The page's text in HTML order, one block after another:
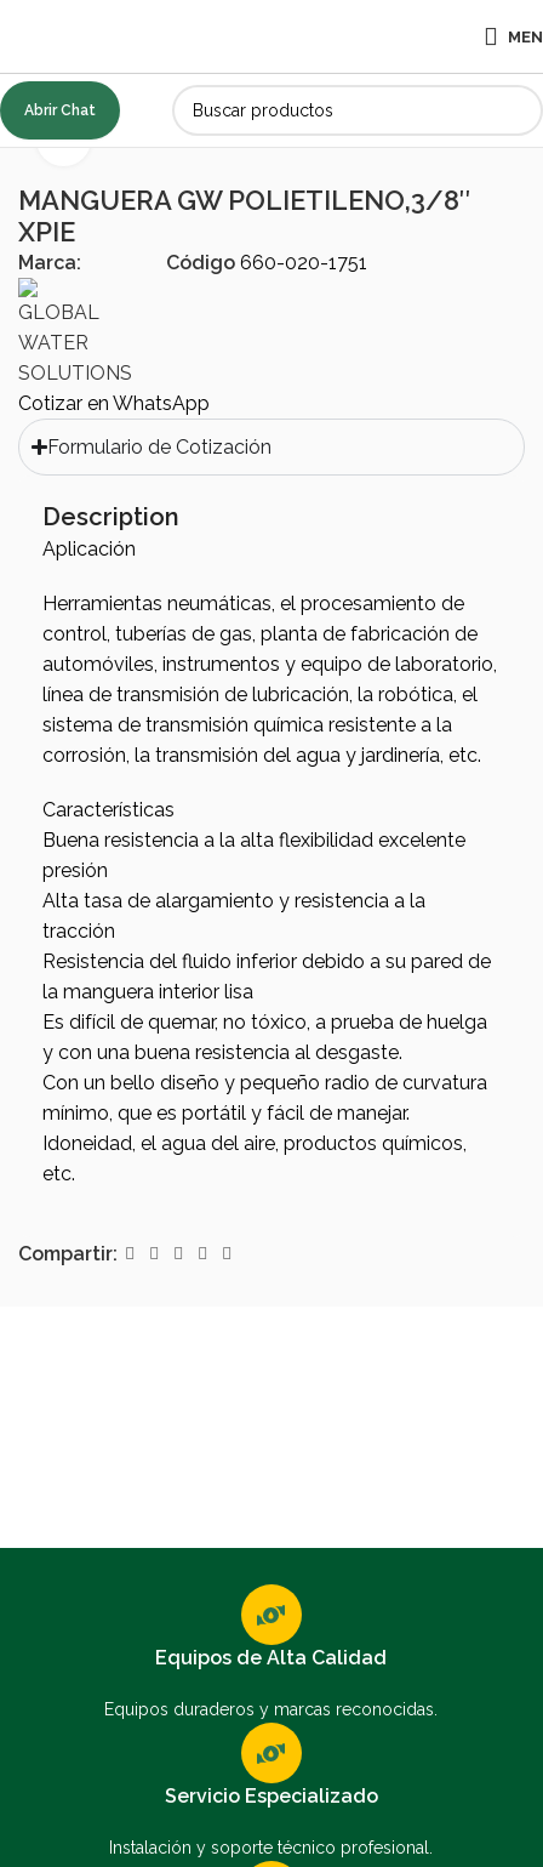
Abrir Chat
Inicio ACCESORIOS PVC, ABC, PP
Click to enlarge
MANGUERA GW POLIETILENO,3/8″
XPIE
Marca: Código 660-020-1751
Cotizar en WhatsApp
Formulario de Cotización
Description
Aplicación
Herramientas neumáticas, el procesamiento de
control, tuberías de gas, planta de fabricación de
automóviles, instrumentos y equipo de laboratorio,
línea de transmisión de lubricación, la robótica, el
sistema de transmisión química resistente a la
corrosión, la transmisión del agua y jardinería, etc.
Características
Buena resistencia a la alta flexibilidad excelente
presión
Alta tasa de alargamiento y resistencia a la
tracción
Resistencia del fluido inferior debido a su pared de
la manguera interior lisa
Es difícil de quemar, no tóxico, a prueba de huelga
y con una buena resistencia al desgaste.
Con un bello diseño y pequeño radio de curvatura
mínimo, que es portátil y fácil de manejar.
Idoneidad, el agua del aire, productos químicos,
etc.
Compartir:
Equipos de Alta Calidad
Equipos duraderos y marcas reconocidas.
Servicio Especializado
Instalación y soporte técnico profesional.